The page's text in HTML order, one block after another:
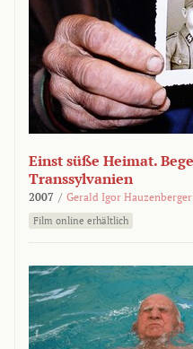
Einst süße Heimat.
Transsylvanien
2007 / Gerald Igor Hauzenberger
Film online erhältlich